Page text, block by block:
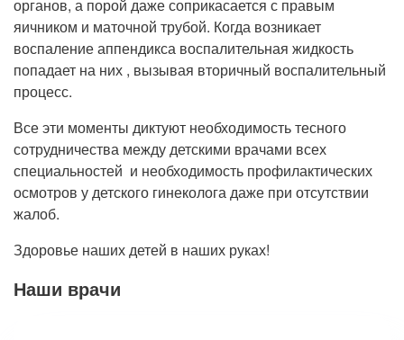
органов, а порой даже соприкасается с правым
яичником и маточной трубой. Когда возникает
воспаление аппендикса воспалительная жидкость
попадает на них , вызывая вторичный воспалительный
процесс.
Все эти моменты диктуют необходимость тесного
сотрудничества между детскими врачами всех
специальностей и необходимость профилактических
осмотров у детского гинеколога даже при отсутствии
жалоб.
Здоровье наших детей в наших руках!
Наши врачи